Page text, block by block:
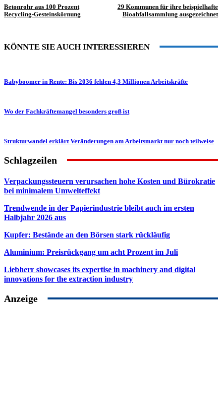
Betonrohr aus 100 Prozent
Recycling-Gesteinskörnung
29 Kommunen für ihre beispielhafte
Bioabfallsammlung ausgezeichnet
KÖNNTE SIE AUCH INTERESSIEREN
Babyboomer in Rente: Bis 2036 fehlen 4,3 Millionen Arbeitskräfte
Wo der Fachkräftemangel besonders groß ist
Strukturwandel erklärt Veränderungen am Arbeitsmarkt nur noch teilweise
Schlagzeilen
Verpackungssteuern verursachen hohe Kosten und Bürokratie
bei minimalem Umwelteffekt
Trendwende in der Papierindustrie bleibt auch im ersten
Halbjahr 2026 aus
Kupfer: Bestände an den Börsen stark rückläufig
Aluminium: Preisrückgang um acht Prozent im Juli
Liebherr showcases its expertise in machinery and digital
innovations for the extraction industry
Anzeige